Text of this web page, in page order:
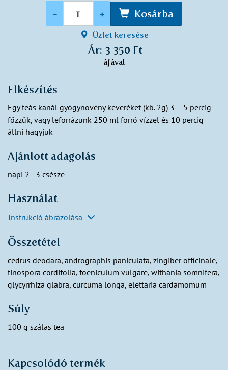
- + Kosárba
Üzlet keresése
Ár: 3 350 Ft
áfával
Elkészítés
Egy teás kanál gyógynövény keveréket (kb. 2g) 3 – 5 percig
főzzük, vagy leforrázunk 250 ml forró vízzel és 10 percig
állni hagyjuk
Ajánlott adagolás
napi 2 - 3 csésze
Használat
Instrukció ábrázolása
Összetétel
cedrus deodara, andrographis paniculata, zingiber officinale,
tinospora cordifolia, foeniculum vulgare, withania somnifera,
glycyrrhiza glabra, curcuma longa, elettaria cardamomum
Súly
100 g szálas tea
Kapcsolódó termék